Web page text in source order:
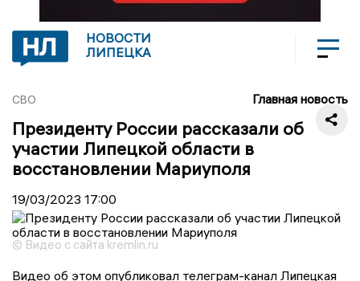
НОВОСТИ
ЛИПЕЦКА
СВО Главная новость
Президенту России рассказали об
участии Липецкой области в
восстановлении Мариуполя
19/03/2023 17:00
© Видео с сайта kremlin.ru
Видео об этом опубликовал телеграм-канал Липецкая